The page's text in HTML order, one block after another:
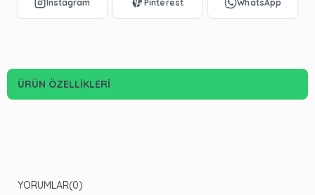
ÜRÜN ÖZELLIKLERI
YORUMLAR(0)